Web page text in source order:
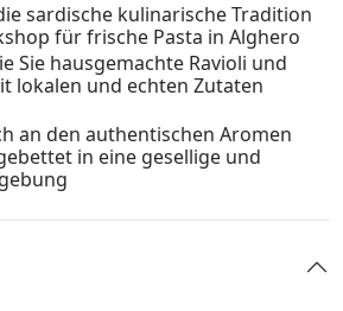
sardische kulinarische Tradition
für frische Pasta in Alghero
Sie hausgemachte Ravioli und
lokalen und echten Zutaten
an den authentischen Aromen
in eine gesellige und